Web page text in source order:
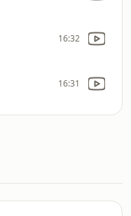
16:32
16:31